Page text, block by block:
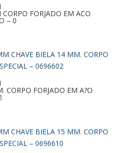
FORJADO EM ACO
– 0
CORPO FORJADO EM A?O